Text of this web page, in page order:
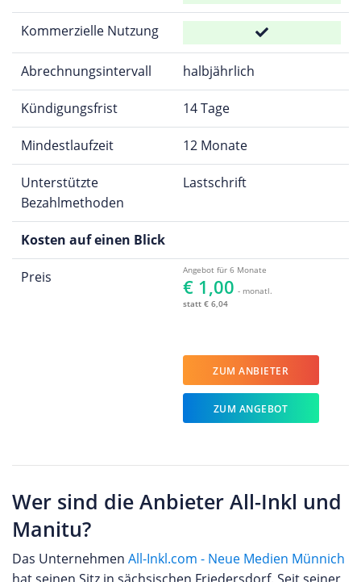
Kommerzielle Nutzung
Abrechnungsintervall halbjährlich
Kündigungsfrist 14 Tage
Mindestlaufzeit 12 Monate
Unterstützte
Bezahlmethoden
Lastschrift
Kosten auf einen Blick
Preis Angebot für 6 Monate
€ 1,00 - monatl.
statt € 6,04
ZUM ANBIETER
ZUM ANGEBOT
Wer sind die Anbieter All-Inkl und
Manitu?
Das Unternehmen All-Inkl.com - Neue Medien Münnich
hat seinen Sitz in sächsischen Friedersdorf. Seit seiner